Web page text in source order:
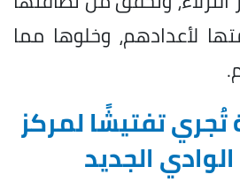
لأعدادهم، وخلوها مما
تُجري تفتيشًا لمركز
الجديد